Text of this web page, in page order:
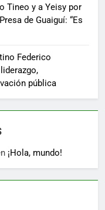
Tineo y a Yeisy por
de Guaiguí: “Es
Federico
pública
¡Hola, mundo!